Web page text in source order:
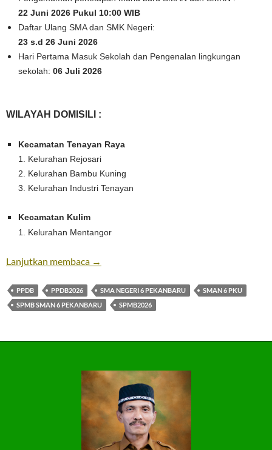
22 Juni 2026 Pukul 10:00 WIB
Daftar Ulang SMA dan SMK Negeri:
23 s.d 26 Juni 2026
Hari Pertama Masuk Sekolah dan Pengenalan lingkungan
sekolah: 06 Juli 2026
WILAYAH DOMISILI :
Kecamatan Tenayan Raya
1. Kelurahan Rejosari
2. Kelurahan Bambu Kuning
3. Kelurahan Industri Tenayan
Kecamatan Kulim
1. Kelurahan Mentangor
Lanjutkan membaca Pendaftaran SPMB 2026
→
PPDB PPDB2026 SMA NEGERI 6 PEKANBARU
SMAN 6 PKU
SPMB SMAN 6 PEKANBARU
SPMB2026